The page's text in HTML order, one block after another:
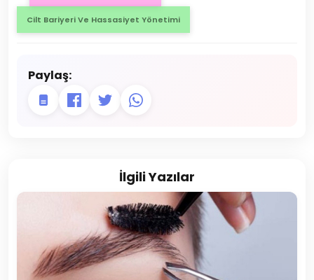
Cilt Bariyeri Ve Hassasiyet Yönetimi
Paylaş:
İlgili Yazılar